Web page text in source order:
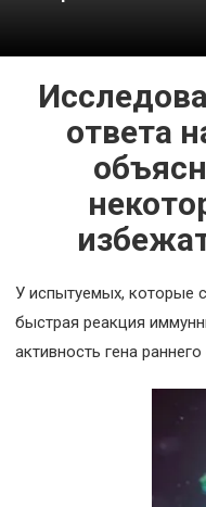
О
проекте
ответа
У испытуемых, которые
быстрая реакция
активность гена